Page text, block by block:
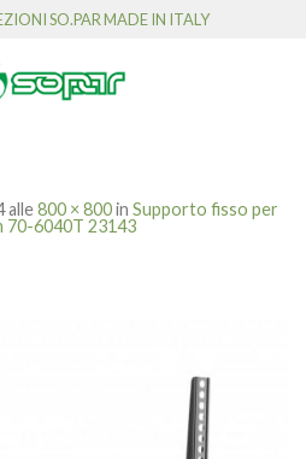
SO.PAR MADE IN ITALY
alle800 × 800in Supporto fisso per
70-6040T 23143